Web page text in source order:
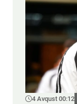
4 Avqust 00:12